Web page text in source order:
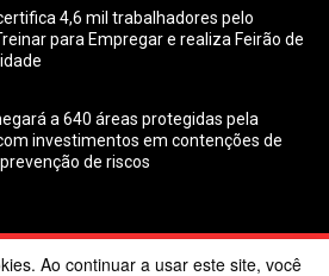
4,6 mil trabalhadores pelo
para Empregar e realiza Feirão de
a 640 áreas protegidas pela
investimentos em contenções de
de riscos
os direitos reservados | Desenvolvido
Ao continuar a usar este site, você